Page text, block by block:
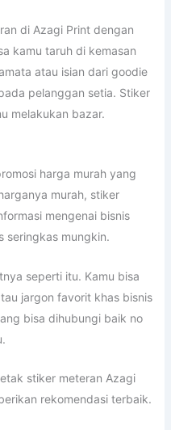
di Azagi Print dengan
kamu taruh di kemasan
atau isian dari goodie
pelanggan setia. Stiker
melakukan bazar.
harga murah yang
murah, stiker
mengenai bisnis
seringkas mungkin.
seperti itu. Kamu bisa
jargon favorit khas bisnis
bisa dihubungi baik no
stiker meteran Azagi
rekomendasi terbaik.